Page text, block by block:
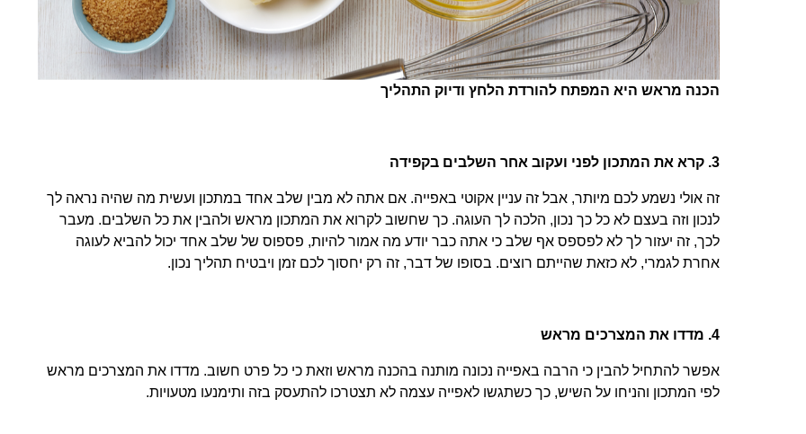
הכנה מראש היא המפתח להורדת הלחץ ודיוק התהליך
3. קרא את המתכון לפני ועקוב אחר השלבים בקפידה
זה אולי נשמע לכם מיותר, אבל זה עניין אקוטי באפייה. אם אתה לא מבין שלב אחד במתכון ועשית מה שהיה נראה לך
לנכון וזה בעצם לא כל כך נכון, הלכה לך העוגה. כך שחשוב לקרוא את המתכון מראש ולהבין את כל השלבים. מעבר
לכך, זה יעזור לך לא לפספס אף שלב כי אתה כבר יודע מה אמור להיות, פספוס של שלב אחד יכול להביא לעוגה
אחרת לגמרי, לא כזאת שהייתם רוצים. בסופו של דבר, זה רק יחסוך לכם זמן ויבטיח תהליך נכון.
4. מדדו את המצרכים מראש
אפשר להתחיל להבין כי הרבה באפייה נכונה מותנה בהכנה מראש וזאת כי כל פרט חשוב. מדדו את המצרכים מראש
לפי המתכון והניחו על השיש, כך כשתגשו לאפייה עצמה לא תצטרכו להתעסק בזה ותימנעו מטעויות.